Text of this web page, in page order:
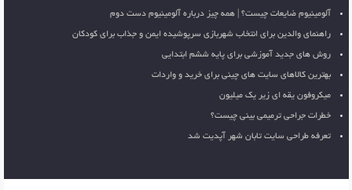
آلومینیوم ضایعات چیست؟ | همه چیز درباره آلومینیوم دست دوم
راهنمای والدین برای انتخاب شهربازی سرپوشیده ایمن و جذاب برای کودکان
روش های جدید آموزشی برای پایه ششم ابتدایی
بهترین کالاهای سایت های چینی برای خرید و واردات
میکروفون یقه ای زیر یک میلیون
خطرات جراحی ترمیمی بینی چیست؟
تعرفه طراحی سایت تابان شهر آپدیت شد